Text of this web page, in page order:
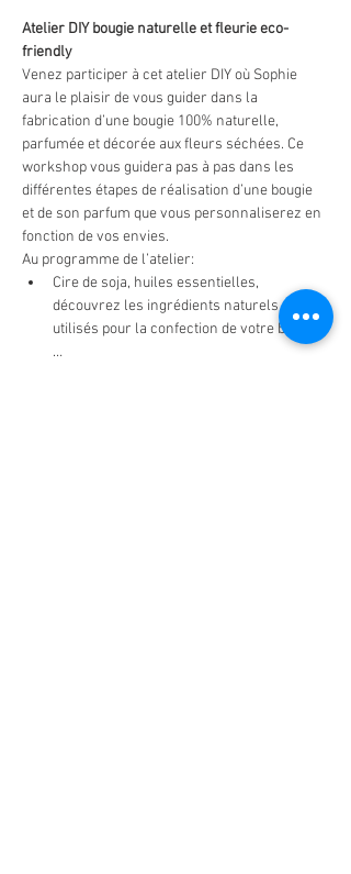
Atelier DIY bougie naturelle et fleurie eco-
friendly
Venez participer à cet atelier DIY où Sophie
aura le plaisir de vous guider dans la
fabrication d’une bougie 100% naturelle,
parfumée et décorée aux fleurs séchées. Ce
workshop vous guidera pas à pas dans les
différentes étapes de réalisation d’une bougie
et de son parfum que vous personnaliserez en
fonction de vos envies.
Au programme de l’atelier:
Cire de soja, huiles essentielles,
découvrez les ingrédients naturels
utilisés pour la confection de votre bougie :
…